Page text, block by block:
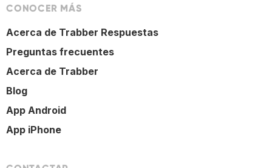
CONOCER MÁS
Acerca de Trabber Respuestas
Preguntas frecuentes
Acerca de Trabber
Blog
App Android
App iPhone